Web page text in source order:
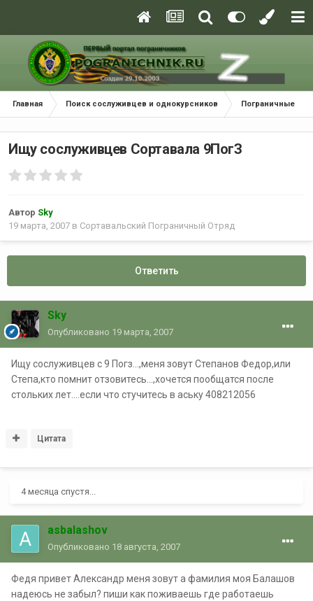
Главная Поиск сослуживцев и однокурсников Пограничные
Ищу сослуживцев Сортавала 9ПогЗ
Автор Sky
19 марта, 2007 в Сортавальский Пограничный Отряд
Ответить
Sky
Опубликовано 19 марта, 2007
Ищу сослуживцев с 9 Погз...,меня зовут Степанов Федор,или
Степа,кто помнит отзовитесь...,хочется пообщатся после
стольких лет....если что стучитесь в аську 408212056
Цитата
4 месяца спустя...
asbalashov
Опубликовано 18 августа, 2007
Федя привет Александр меня зовут а фамилия моя Балашов
надеюсь не забыл? пиши как поживаешь где работаешь